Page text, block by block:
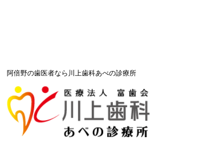
阿倍野の歯医者なら川上歯科あべの診療所